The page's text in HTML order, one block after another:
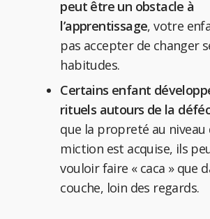
peut être un obstacle à
l’apprentissage, votre
pas accepter de changer
habitudes.
Certains enfant
rituels autours de la
que la propreté au niveau
miction est acquise, ils
vouloir faire « caca » que
couche, loin des regards.